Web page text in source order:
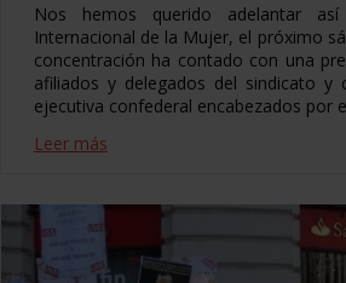
Nos hemos querido adelantar
Internacional de la Mujer, el próximo
concentración ha contado con una
afiliados y delegados del sindicato y
ejecutiva confederal encabezados por
Leer más